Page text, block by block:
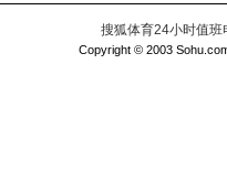
搜狐体育24小时值
Copyright © 2003